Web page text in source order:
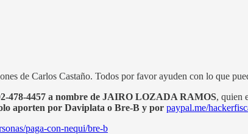
de Carlos Castaño. Todos por favor ayuden con lo que
478-4457 a nombre de JAIRO LOZADA RAMOS, quien
aporten por Daviplata o Bre-B y por paypal.me/
paga-con-nequi/bre-b